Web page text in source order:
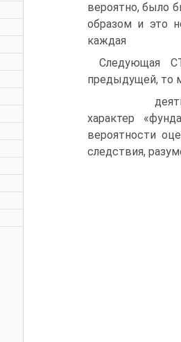
вероятно, было
образом и это
каждая
Следующая
предыдущей, то
деяться,
характер
вероятности
следствия,